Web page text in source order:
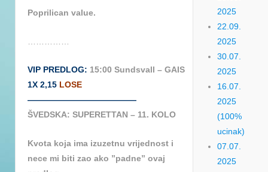
Poprilican value.
VIP PREDLOG: 15:00 Sundsvall – GAIS
1X 2,15 LOSE
—————————————
ŠVEDSKA: SUPERETTAN – 11. KOLO
Kvota koja ima izuzetnu vrijednost i
nece mi biti zao ako ”padne” ovaj
2025
22.09.
2025
30.07.
2025
16.07.
2025
(100%
ucinak)
07.07.
2025